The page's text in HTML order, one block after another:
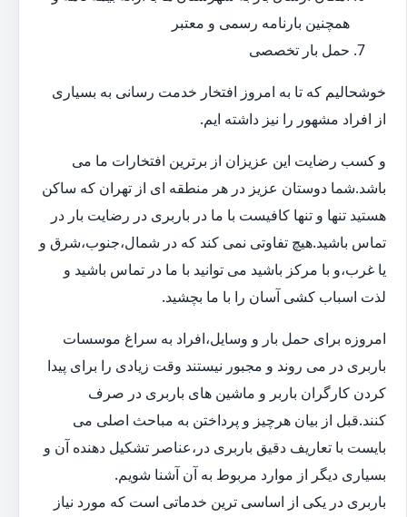
همچنین بارنامه رسمی و معتبر
حمل بار تخصصی
خوشحالیم که تا به امروز افتخار خدمت رسانی به بسیاری
از افراد مشهور را نیز داشته ایم.
و کسب رضایت این عزیزان از برترین افتخارات ما می
باشد.شما دوستان عزیز در هر منطقه ای از تهران که ساکن
هستید تنها و تنها کافیست با ما در باربری در رضایت بار در
تماس باشید.هیچ تفاوتی نمی کند که در شمال،جنوب،شرق و
یا غرب،و با مرکز باشید می توانید با ما در تماس باشید و
لذت اسباب کشی آسان را با ما بچشید.
امروزه برای حمل بار و وسایل،افراد به سراغ موسسات
باربری در می روند و مجبور نیستند وقت زیادی را برای پیدا
کردن کارگران باربر و ماشین های باربری در صرف
کنند.قبل از بیان هرچیز و پرداختن به مباحث اصلی می
بایست با تعاریف دقیق باربری در،عناصر تشکیل دهنده آن و
بسیاری دیگر از موارد مربوط به آن آشنا شویم.
باربری در یکی از اساسی ترین خدماتی است که مورد نیاز